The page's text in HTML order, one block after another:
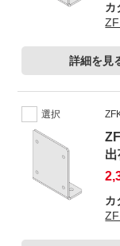
カ
詳細を見
選択
出
カ